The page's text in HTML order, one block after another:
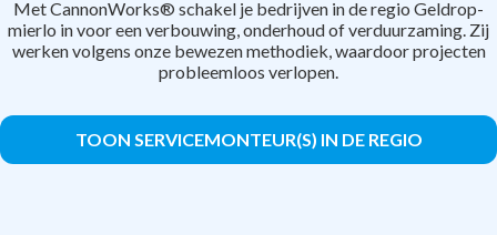
Met CannonWorks® schakel je bedrijven in de regio Geldrop-
mierlo in voor een verbouwing, onderhoud of verduurzaming. Zij
werken volgens onze bewezen methodiek, waardoor projecten
probleemloos verlopen.
TOON SERVICEMONTEUR(S) IN DE REGIO